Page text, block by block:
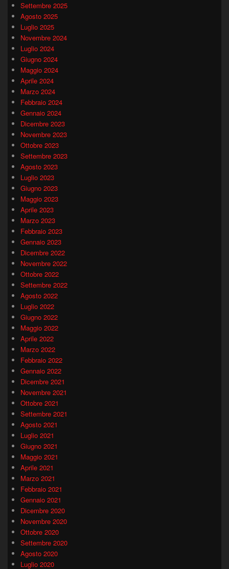
Settembre 2025
Agosto 2025
Luglio 2025
Novembre 2024
Luglio 2024
Giugno 2024
Maggio 2024
Aprile 2024
Marzo 2024
Febbraio 2024
Gennaio 2024
Dicembre 2023
Novembre 2023
Ottobre 2023
Settembre 2023
Agosto 2023
Luglio 2023
Giugno 2023
Maggio 2023
Aprile 2023
Marzo 2023
Febbraio 2023
Gennaio 2023
Dicembre 2022
Novembre 2022
Ottobre 2022
Settembre 2022
Agosto 2022
Luglio 2022
Giugno 2022
Maggio 2022
Aprile 2022
Marzo 2022
Febbraio 2022
Gennaio 2022
Dicembre 2021
Novembre 2021
Ottobre 2021
Settembre 2021
Agosto 2021
Luglio 2021
Giugno 2021
Maggio 2021
Aprile 2021
Marzo 2021
Febbraio 2021
Gennaio 2021
Dicembre 2020
Novembre 2020
Ottobre 2020
Settembre 2020
Agosto 2020
Luglio 2020